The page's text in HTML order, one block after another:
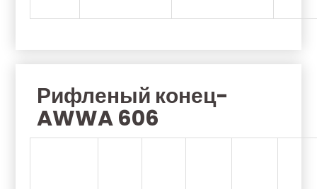
Рифленый конец-
AWWA 606